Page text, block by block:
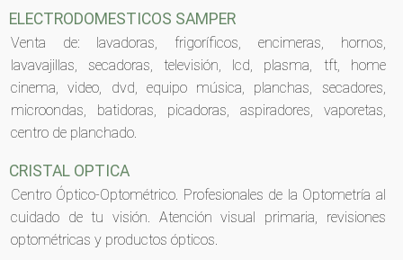
ELECTRODOMESTICOS SAMPER
Venta de: lavadoras, frigoríficos, encimeras, hornos,
lavavajillas, secadoras, televisión, lcd, plasma, tft, home
cinema, video, dvd, equipo música, planchas, secadores,
microondas, batidoras, picadoras, aspiradores, vaporetas,
centro de planchado.
CRISTAL OPTICA
Centro Óptico-Optométrico. Profesionales de la Optometría al
cuidado de tu visión. Atención visual primaria, revisiones
optométricas y productos ópticos.